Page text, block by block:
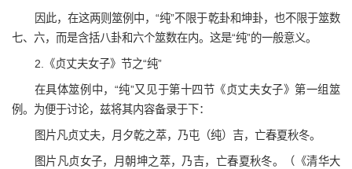
因此，在这两则筮例中，“纯”不限于乾卦和坤卦，也不限于筮数
七、六，而是含括八卦和六个筮数在内。这是“纯”的一般意义。
2.《贞丈夫女子》节之“纯”
在具体筮例中，“纯”又见于第十四节《贞丈夫女子》第一组筮
例。为便于讨论，兹将其内容备录于下：
图片凡贞丈夫，月夕乾之萃，乃屯（纯）吉，亡春夏秋冬。
图片凡贞女子，月朝坤之萃，乃吉，亡春夏秋冬。（《清华大